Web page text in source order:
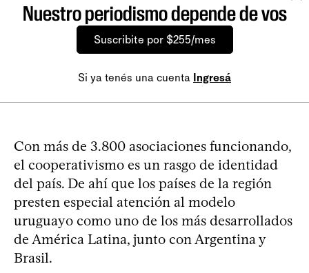
Nuestro periodismo depende de vos
Suscribite por $255/mes
Si ya tenés una cuenta Ingresá
Con más de 3.800 asociaciones funcionando,
el cooperativismo es un rasgo de identidad
del país. De ahí que los países de la región
presten especial atención al modelo
uruguayo como uno de los más desarrollados
de América Latina, junto con Argentina y
Brasil.